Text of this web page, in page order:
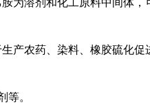
为溶剂和化工原料中间体，
产农药、染料、橡胶硫化促
等。